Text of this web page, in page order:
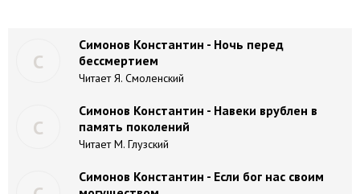
С
Симонов Константин - Ночь перед
бессмертием
Читает Я. Смоленский
С
Симонов Константин - Навеки врублен в
память поколений
Читает М. Глузский
Симонов Константин - Если бог нас своим